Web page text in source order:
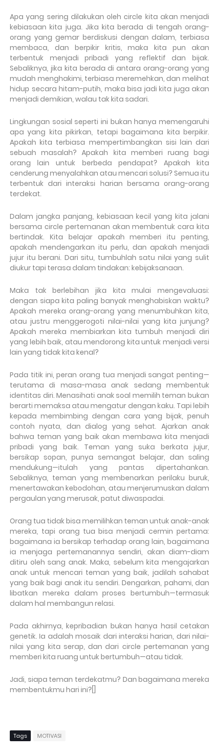
Apa yang sering dilakukan oleh circle kita akan menjadi
kebiasaan kita juga. Jika kita berada di tengah orang-
orang yang gemar berdiskusi dengan dalam, terbiasa
membaca, dan berpikir kritis, maka kita pun akan
terbentuk menjadi pribadi yang reflektif dan bijak.
Sebaliknya, jika kita berada di antara orang-orang yang
mudah menghakimi, terbiasa meremehkan, dan melihat
hidup secara hitam-putih, maka bisa jadi kita juga akan
menjadi demikian, walau tak kita sadari.
Lingkungan sosial seperti ini bukan hanya memengaruhi
apa yang kita pikirkan, tetapi bagaimana kita berpikir.
Apakah kita terbiasa mempertimbangkan sisi lain dari
sebuah masalah? Apakah kita memberi ruang bagi
orang lain untuk berbeda pendapat? Apakah kita
cenderung menyalahkan atau mencari solusi? Semua itu
terbentuk dari interaksi harian bersama orang-orang
terdekat.
Dalam jangka panjang, kebiasaan kecil yang kita jalani
bersama circle pertemanan akan membentuk cara kita
bertindak. Kita belajar apakah memberi itu penting,
apakah mendengarkan itu perlu, dan apakah menjadi
jujur itu berani. Dari situ, tumbuhlah satu nilai yang sulit
diukur tapi terasa dalam tindakan: kebijaksanaan.
Maka tak berlebihan jika kita mulai mengevaluasi:
dengan siapa kita paling banyak menghabiskan waktu?
Apakah mereka orang-orang yang menumbuhkan kita,
atau justru menggerogoti nilai-nilai yang kita junjung?
Apakah mereka membiarkan kita tumbuh menjadi diri
yang lebih baik, atau mendorong kita untuk menjadi versi
lain yang tidak kita kenal?
Pada titik ini, peran orang tua menjadi sangat penting—
terutama di masa-masa anak sedang membentuk
identitas diri. Menasihati anak soal memilih teman bukan
berarti memaksa atau mengatur dengan kaku. Tapi lebih
kepada membimbing dengan cara yang bijak, penuh
contoh nyata, dan dialog yang sehat. Ajarkan anak
bahwa teman yang baik akan membawa kita menjadi
pribadi yang baik. Teman yang suka berkata jujur,
bersikap sopan, punya semangat belajar, dan saling
mendukung—itulah yang pantas dipertahankan.
Sebaliknya, teman yang membenarkan perilaku buruk,
menertawakan kebodohan, atau menjerumuskan dalam
pergaulan yang merusak, patut diwaspadai.
Orang tua tidak bisa memilihkan teman untuk anak-anak
mereka, tapi orang tua bisa menjadi cermin pertama:
bagaimana ia bersikap terhadap orang lain, bagaimana
ia menjaga pertemanannya sendiri, akan diam-diam
ditiru oleh sang anak. Maka, sebelum kita mengajarkan
anak untuk mencari teman yang baik, jadilah sahabat
yang baik bagi anak itu sendiri. Dengarkan, pahami, dan
libatkan mereka dalam proses bertumbuh—termasuk
dalam hal membangun relasi.
Pada akhirnya, kepribadian bukan hanya hasil cetakan
genetik. Ia adalah mosaik dari interaksi harian, dari nilai-
nilai yang kita serap, dan dari circle pertemanan yang
memberi kita ruang untuk bertumbuh—atau tidak.
Jadi, siapa teman terdekatmu? Dan bagaimana mereka
membentukmu hari ini?[]
Tags MOTIVASI